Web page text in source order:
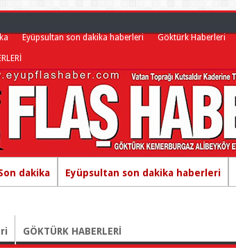
Eyüpsultan son dakika haberleri Göktürk Haberleri
dakika Eyüpsultan son dakika haberleri
GÖKTÜRK HABERLERİ